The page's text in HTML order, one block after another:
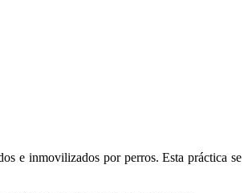
e inmovilizados por perros. Esta práctica se